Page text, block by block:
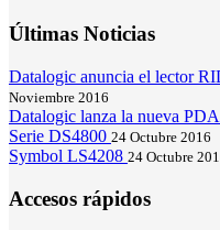
Últimas Noticias
Datalogic anuncia el lector
Noviembre 2016
Datalogic lanza la nueva
Serie DS4800 24 Octubre 2016
Symbol LS4208 24 Octubre
Accesos rápidos